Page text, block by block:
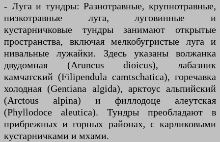
- Луга и тундры: Разнотравные, крупнотравные,
низкотравные луга, луговинные и
кустарничковые тундры занимают открытые
пространства, включая мелкобугристые луга и
нивальные лужайки. Здесь указаны волжанка
двудомная (Aruncus dioicus), лабазник
камчатский (Filipendula camtschatica), горечавка
холодная (Gentiana algida), арктоус альпийский
(Arctous alpina) и филлодоце алеутская
(Phyllodoce aleutica). Тундры преобладают в
прибрежных и горных районах, с карликовыми
кустарничками и мхами.